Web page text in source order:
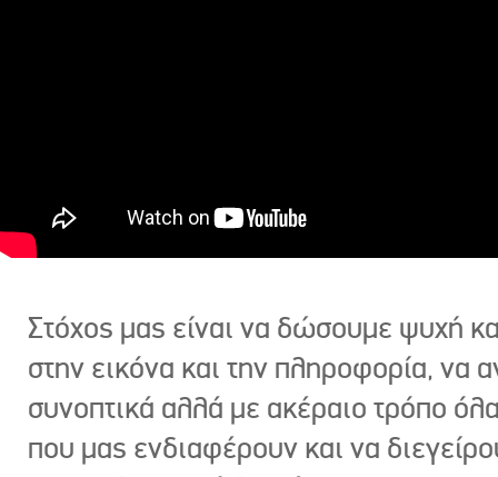
Στόχος μας είναι να δώσουμε ψυχή
στην εικόνα και την πληροφορία, να
συνοπτικά αλλά με ακέραιο τρόπο
που μας ενδιαφέρουν και να